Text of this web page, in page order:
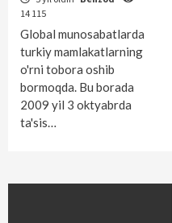
14 115
Global munosabatlarda
turkiy mamlakatlarning
o'rni tobora oshib
bormoqda. Bu borada
2009 yil 3 oktyabrda
ta'sis…